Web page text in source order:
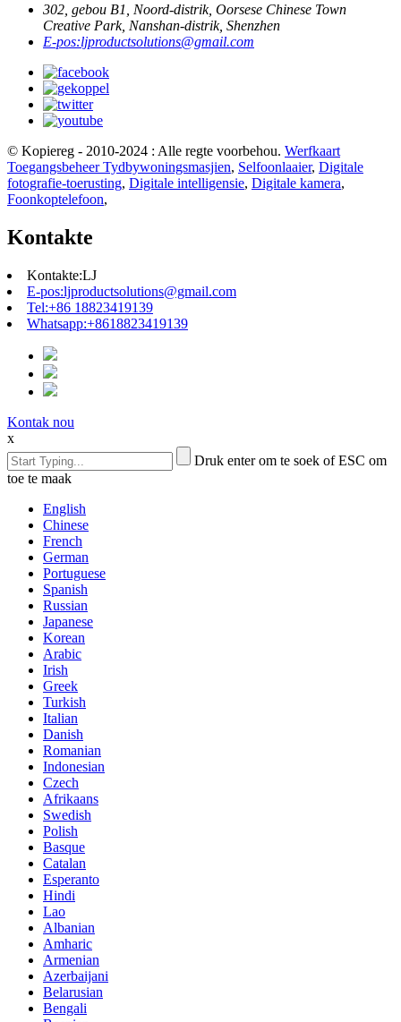
302, gebou B1, Noord-distrik, Oorsese Chinese Town
Creative Park, Nanshan-distrik, Shenzhen
E-pos:ljproductsolutions@gmail.com
© Kopiereg - 2010-2024 : Alle regte voorbehou. Werfkaart
Toegangsbeheer Tydbywoningsmasjien, Selfoonlaaier, Digitale
fotografie-toerusting, Digitale intelligensie, Digitale kamera,
Foonkoptelefoon,
Kontakte
Kontakte:LJ
E-pos:ljproductsolutions@gmail.com
Tel:+86 18823419139
Whatsapp:+8618823419139
Kontak nou
x
Druk enter om te soek of ESC om
toe te maak
English
Chinese
French
German
Portuguese
Spanish
Russian
Japanese
Korean
Arabic
Irish
Greek
Turkish
Italian
Danish
Romanian
Indonesian
Czech
Afrikaans
Swedish
Polish
Basque
Catalan
Esperanto
Hindi
Lao
Albanian
Amharic
Armenian
Azerbaijani
Belarusian
Bengali